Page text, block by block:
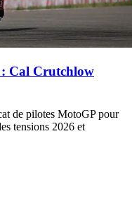
: Cal Crutchlow
de pilotes MotoGP pour
tensions 2026 et